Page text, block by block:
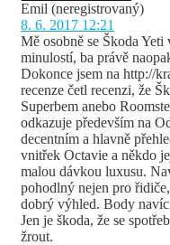
Emil (neregistrovaný)
8. 6. 2017 12:21
Mě osobně se Škoda
minulostí, ba právě
Dokonce jsem na http://
recenze četl recenzi, že
Superbem anebo
odkazuje především na
decentním a hlavně
vnitřek Octavie a někdo
malou dávkou luxusu.
pohodlný nejen pro
dobrý výhled. Body
Jen je škoda, že se
žrout.